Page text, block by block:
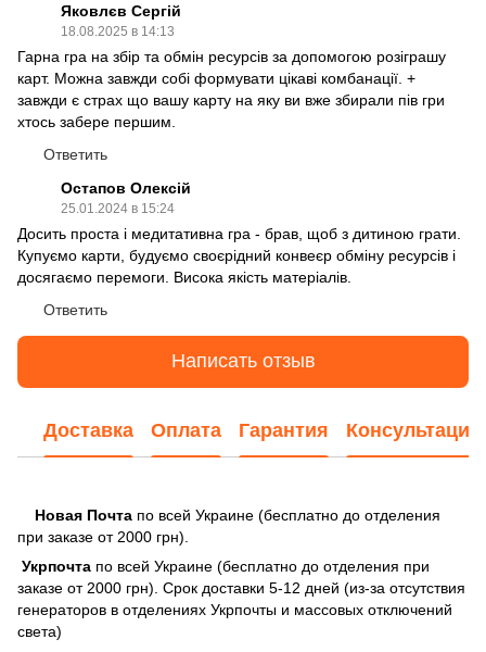
Яковлєв Сергій
18.08.2025 в 14:13
Гарна гра на збір та обмін ресурсів за допомогою розіграшу
карт. Можна завжди собі формувати цікаві комбанації. +
завжди є страх що вашу карту на яку ви вже збирали пів гри
хтось забере першим.
Ответить
Остапов Олексій
25.01.2024 в 15:24
Досить проста і медитативна гра - брав, щоб з дитиною грати.
Купуємо карти, будуємо своєрідний конвеєр обміну ресурсів і
досягаємо перемоги. Висока якість матеріалів.
Ответить
Написать отзыв
Доставка Оплата Гарантия Консультация
Новая Почта по всей Украине (бесплатно до отделения
при заказе от 2000 грн).
Укрпочта по всей Украине (бесплатно до отделения при
заказе от 2000 грн). Срок доставки 5-12 дней (из-за отсутствия
генераторов в отделениях Укрпочты и массовых отключений
света)